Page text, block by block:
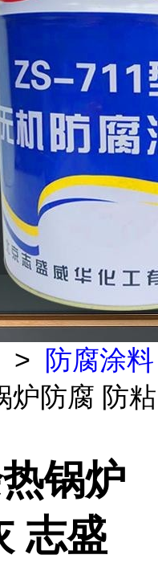
>
防腐涂料
炉防腐 防粘
锅炉
志盛